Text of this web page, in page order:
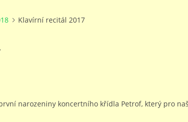
Klavírní recitál 2017
narozeniny koncertního křídla Petrof, který pro